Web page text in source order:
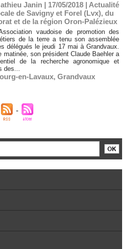
Janin | 17/05/2018 | Actualité
de Savigny et Forel (Lvx), du
et de la région Oron-Palézieux
vaudoise de promotion des
de la terre a tenu son assemblée
délégués le jeudi 17 mai à Grandvaux.
son président Claude Baehler a
de la recherche agronomique et
des...
en-Lavaux, Grandvaux